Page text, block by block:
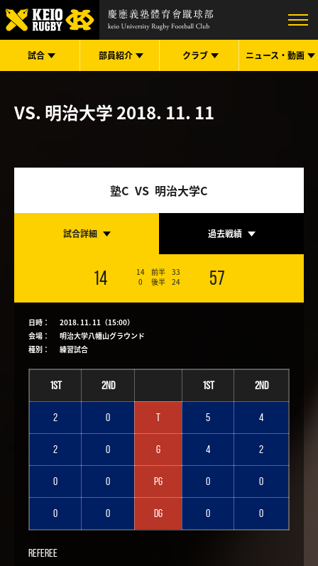
試合 部員紹介 クラブ ニュース・ 動画
VS. 明治大学2018. 11. 11
塾C VS 明治大学C
試合詳細 過去戦績
14 14 前半 33
0
後半 24 57
日時：
2018. 11. 11（15:00）
会場：
明治大学八幡山グラウンド
種別：
練習試合
1st 2nd 1st 2nd
2 0 T 5 4
2 0 G 4 2
0 0 PG 0 0
0 0 DG 0 0
Referee